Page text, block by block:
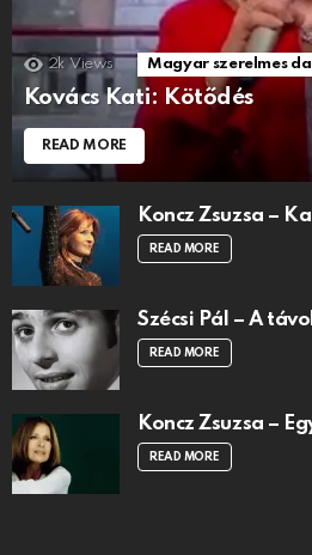
2k Views Magyar szerelmes
Kovács Kati: Kötődés
READ MORE
Koncz Zsuzsa –
READ MORE
Szécsi Pál – A
READ MORE
Koncz Zsuzsa –
READ MORE